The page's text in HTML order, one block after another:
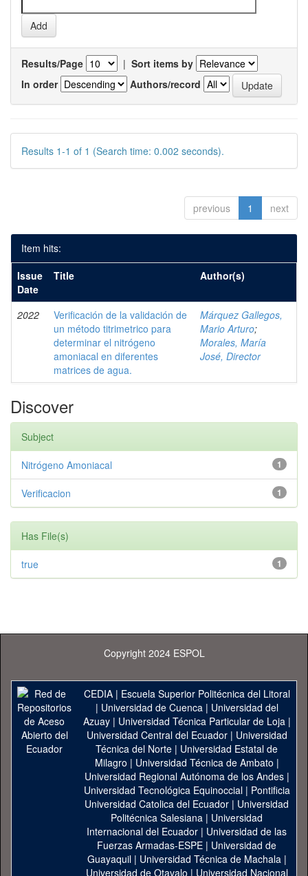
Results/Page | Sort items by
In order
Authors/record
Results 1-1 of 1 (Search time: 0.002 seconds).
previous 1 next
Item hits:
Issue
Date
Title Author(s)
2022
Verificación de la validación de
un método titrimetrico para
determinar el nitrógeno
amoniacal en diferentes
matrices de agua.
Márquez Gallegos,
Mario Arturo;
Morales, María
José, Director
Discover
Subject
1
Nitrógeno Amoniacal
1
Verificacion
Has File(s)
1
true
Copyright 2024 ESPOL
CEDIA| Escuela Superior Politécnica del Litoral
| Universidad de Cuenca| Universidad del
Azuay| Universidad Técnica Particular de Loja|
Universidad Central del Ecuador| Universidad
Técnica del Norte | Universidad Estatal de
Milagro | Universidad Técnica de Ambato |
Universidad Regional Autónoma de los Andes|
Universidad Tecnológica Equinoccial| Pontificia
Universidad Catolica del Ecuador | Universidad
Politécnica Salesiana | Universidad
Internacional del Ecuador | Universidad de las
Fuerzas Armadas-ESPE | Universidad de
Guayaquil| Universidad Técnica de Machala|
Universidad de Otavalo | Universidad Nacional